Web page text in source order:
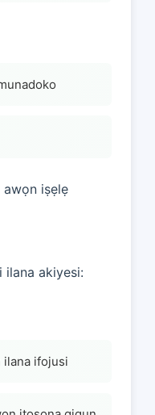
iṣẹlẹ
ilana akiyesi:
ilana ifojusi